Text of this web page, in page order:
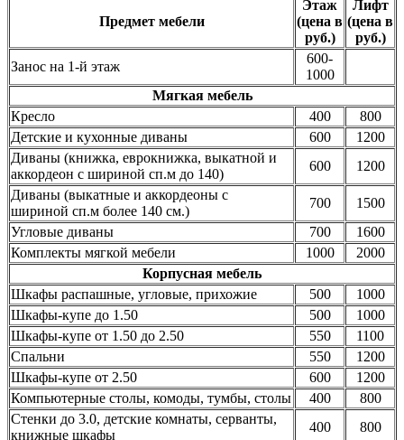
Предмет мебели
Этаж
(цена в
руб.)
Лифт
(цена в
руб.)
Занос на 1-й этаж
600-
1000
Мягкая мебель
Кресло
400
800
Детские и кухонные диваны
600
1200
Диваны (книжка, еврокнижка, выкатной и
аккордеон с шириной сп.м до 140)
600
1200
Диваны (выкатные и аккордеоны с
шириной сп.м более 140 см.)
700
1500
Угловые диваны
700
1600
Комплекты мягкой мебели
1000
2000
Корпусная мебель
Шкафы распашные, угловые, прихожие
500
1000
Шкафы-купе до 1.50
500
1000
Шкафы-купе от 1.50 до 2.50
550
1100
Спальни
550
1200
Шкафы-купе от 2.50
600
1200
Компьютерные столы, комоды, тумбы, столы
400
800
Стенки до 3.0, детские комнаты, серванты,
книжные шкафы
400
800